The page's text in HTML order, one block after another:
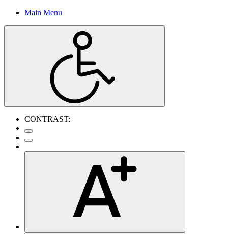
Main Menu
CONTRAST: